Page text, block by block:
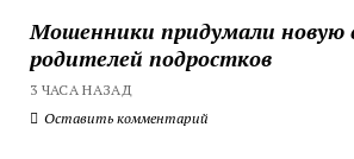
Мошенники придумали новую
родителей подростков
3 ЧАСА НАЗАД
Оставить комментарий